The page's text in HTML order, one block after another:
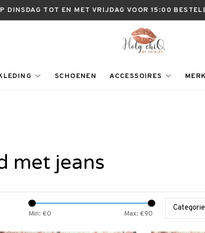
DINSDAG TOT EN MET VRIJDAG VOOR 15:00
SCHOENEN ACCESSOIRES
met jeans
Min: €0 Max: €90